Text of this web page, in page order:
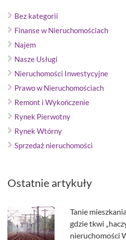
Bez kategorii
Finanse w Nieruchomościach
Najem
Nasze Usługi
Nieruchomości Inwestycyjne
Prawo w Nieruchomościach
Remont i Wykończenie
Rynek Pierwotny
Rynek Wtórny
Sprzedaż nieruchomości
Ostatnie artykuły
Tanie
gdzie tkwi
nieruchomości